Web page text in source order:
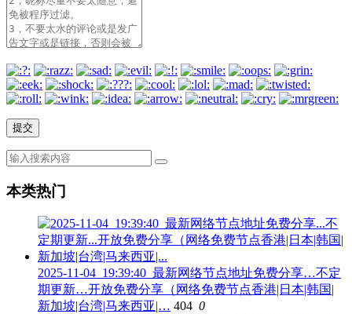
本类热门
2025-11-04_19:39:40_最新网络节点地址免费分享…不定
期更新…开放免费分享（网络免费节点香港|日本|韩国|
新加坡|台湾|马来西亚|… 404 0